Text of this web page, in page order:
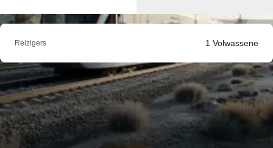
Reizigers 1 Volwassene